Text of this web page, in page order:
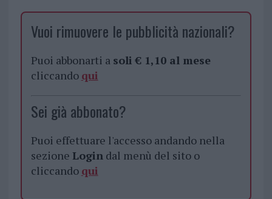
Vuoi rimuovere le pubblicità nazionali?
Puoi abbonarti a soli € 1,10 al mese
cliccando qui
Sei già abbonato?
Puoi effettuare l'accesso andando nella
sezione Logindal menù del sito o
cliccando qui